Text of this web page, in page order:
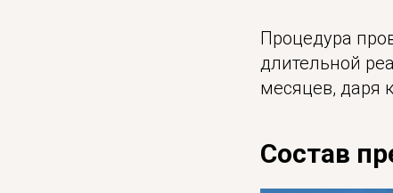
Процедура
длительной
месяцев, даря
Состав